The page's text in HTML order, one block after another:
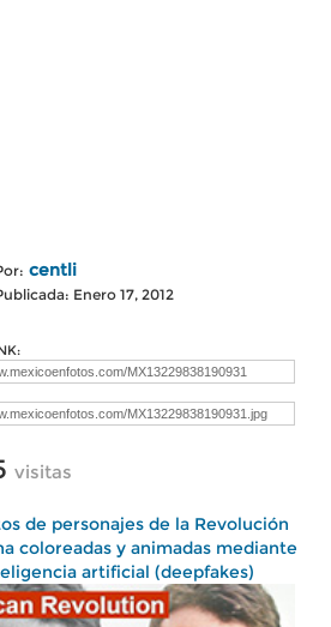
centli
Enero 17, 2012
visitas
de personajes de la Revolución
coloreadas y animadas mediante
artificial (deepfakes)